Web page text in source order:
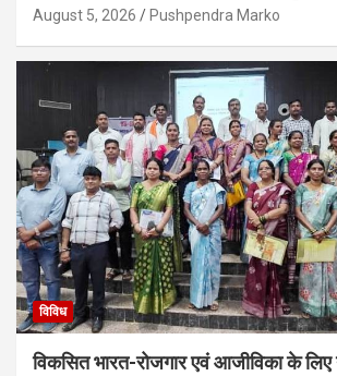
August 5, 2026 Pushpendra Marko
विविध
विकसित भारत-रोजगार एवं आजीविका के लिए